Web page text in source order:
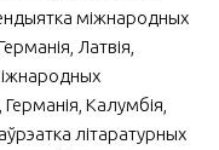
міжнародных
Латвія,
Калумбія,
літаратурных